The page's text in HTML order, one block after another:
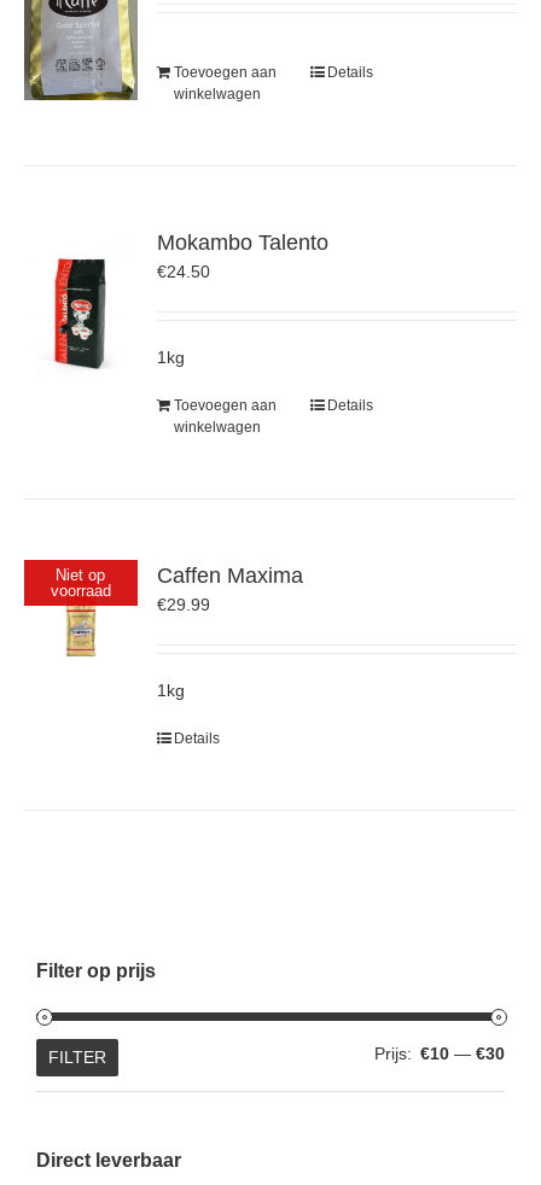
Toevoegen aan
winkelwagen
Details
Mokambo Talento
€24.50
1kg
Toevoegen aan
winkelwagen
Details
Niet op
voorraad
Caffen Maxima
€29.99
1kg
Details
Filter op prijs
Min.
Max.
FILTER Prijs: €10 — €30
Direct leverbaar